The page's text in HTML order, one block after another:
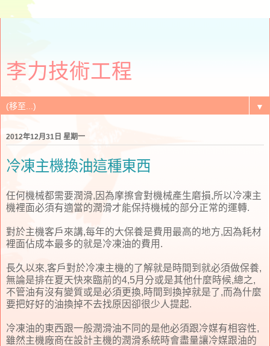
李力技術工程
▼
2012年12月31日 星期一
冷凍主機換油這種東西
任何機械都需要潤滑,因為摩擦會對機械產生磨損,所以冷凍主
機裡面必須有適當的潤滑才能保持機械的部分正常的運轉.
對於主機客戶來講,每年的大保養是費用最高的地方,因為耗材
裡面佔成本最多的就是冷凍油的費用.
長久以來,客戶對於冷凍主機的了解就是時間到就必須做保養,
無論是排在夏天快來臨前的4,5月分或是其他什麼時候,總之,
不管油有沒有變質或是必須更換,時間到換掉就是了,而為什麼
要把好好的油換掉不去找原因卻很少人提起.
冷凍油的東西跟一般潤滑油不同的是他必須跟冷媒有相容性,
雖然主機廠商在設計主機的潤滑系統時會盡量讓冷媒跟油的